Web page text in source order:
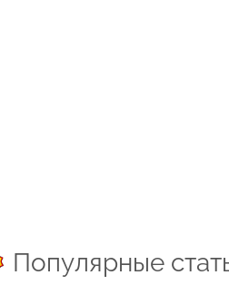
Популярные